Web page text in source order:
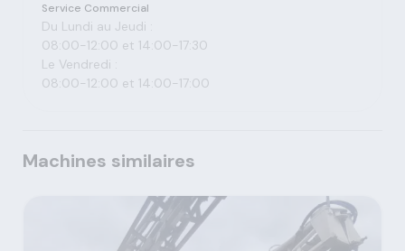
Service Commercial
Du Lundi au Jeudi :
08:00-12:00 et 14:00-17:30
Le Vendredi :
08:00-12:00 et 14:00-17:00
Machines similaires